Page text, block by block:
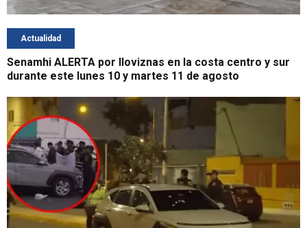
Actualidad
Senamhi ALERTA por lloviznas en la costa centro y sur
durante este lunes 10 y martes 11 de agosto